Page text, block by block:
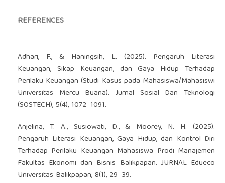
REFERENCES
Adhari, F., & Haningsih, L. (2025). Pengaruh Literasi
Keuangan, Sikap Keuangan, dan Gaya Hidup Terhadap
Perilaku Keuangan (Studi Kasus pada Mahasiswa/Mahasiswi
Universitas Mercu Buana). Jurnal Sosial Dan Teknologi
(SOSTECH), 5(4), 1072–1091.
Anjelina, T. A., Susiowati, D., & Moorey, N. H. (2025).
Pengaruh Literasi Keuangan, Gaya Hidup, dan Kontrol Diri
Terhadap Perilaku Keuangan Mahasiswa Prodi Manajemen
Fakultas Ekonomi dan Bisnis Balikpapan. JURNAL Edueco
Universitas Balikpapan, 8(1), 29–39.